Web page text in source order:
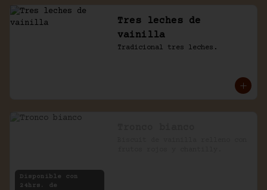
Tres leches de
vainilla
Tradicional tres leches.
Disponible con
24hrs. de